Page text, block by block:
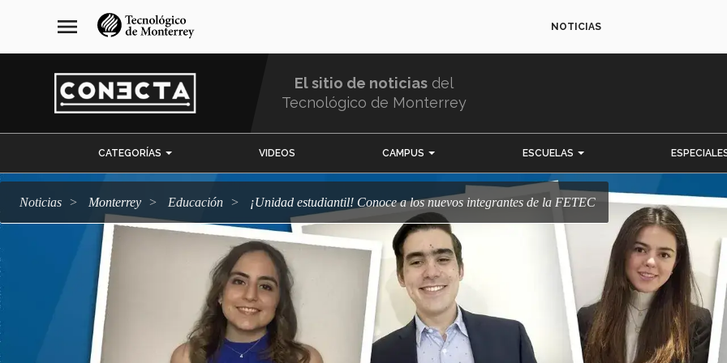
navegación
principal
menu NOTICIAS
El sitio de noticias del
Tecnológico de Monterrey
CATEGORÍAS VIDEOS CAMPUS ESCUELAS
Noticias Monterrey Educación ¡Unidad estudiantil! Conoce a los nuevos integrantes de la FETEC